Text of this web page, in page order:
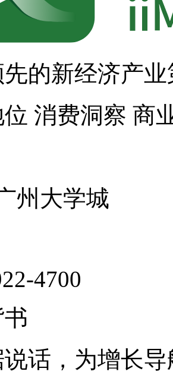
的新经济产
消费洞察 商
州大学城
4700
说话，为增长导